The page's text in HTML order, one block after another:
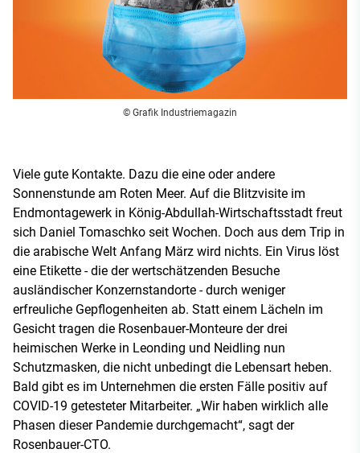
© Grafik Industriemagazin
Viele gute Kontakte. Dazu die eine oder andere
Sonnenstunde am Roten Meer. Auf die Blitzvisite im
Endmontagewerk in König-Abdullah-Wirtschaftsstadt freut
sich Daniel Tomaschko seit Wochen. Doch aus dem Trip in
die arabische Welt Anfang März wird nichts. Ein Virus löst
eine Etikette - die der wertschätzenden Besuche
ausländischer Konzernstandorte - durch weniger
erfreuliche Gepflogenheiten ab. Statt einem Lächeln im
Gesicht tragen die Rosenbauer-Monteure der drei
heimischen Werke in Leonding und Neidling nun
Schutzmasken, die nicht unbedingt die Lebensart heben.
Bald gibt es im Unternehmen die ersten Fälle positiv auf
COVID-19 getesteter Mitarbeiter. „Wir haben wirklich alle
Phasen dieser Pandemie durchgemacht“, sagt der
Rosenbauer-CTO.